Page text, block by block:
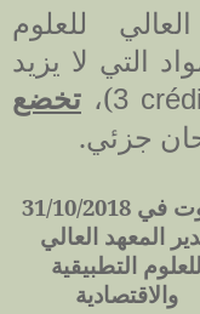
للعلوم
التي لا يزيد
3)، تخضع
جزئي.
31/10/2018
المعهد العالي
للعلوم التطبيقية
والاقتصادية